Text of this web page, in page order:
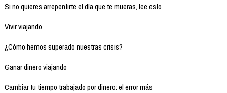
Si no quieres arrepentirte el día que te mueras, lee esto
Vivir viajando
¿Cómo hemos superado nuestras crisis?
Ganar dinero viajando
Cambiar tu tiempo trabajado por dinero: el error más